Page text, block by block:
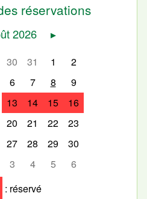
réservations
2026 ▸
: réservé
30 31 1
2
6 7 8
9
13 14 15
16
20 21 22
23
27 28 29
30
3 4 5 6